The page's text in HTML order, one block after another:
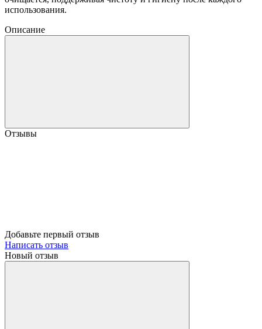
использования.
Описание
Отзывы
Добавьте первый отзыв
Написать отзыв
Новый отзыв